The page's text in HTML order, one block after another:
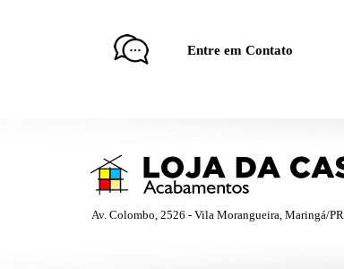
Entre em Contato
Av. Colombo, 2526 - Vila Morangueira, Maringá/PR